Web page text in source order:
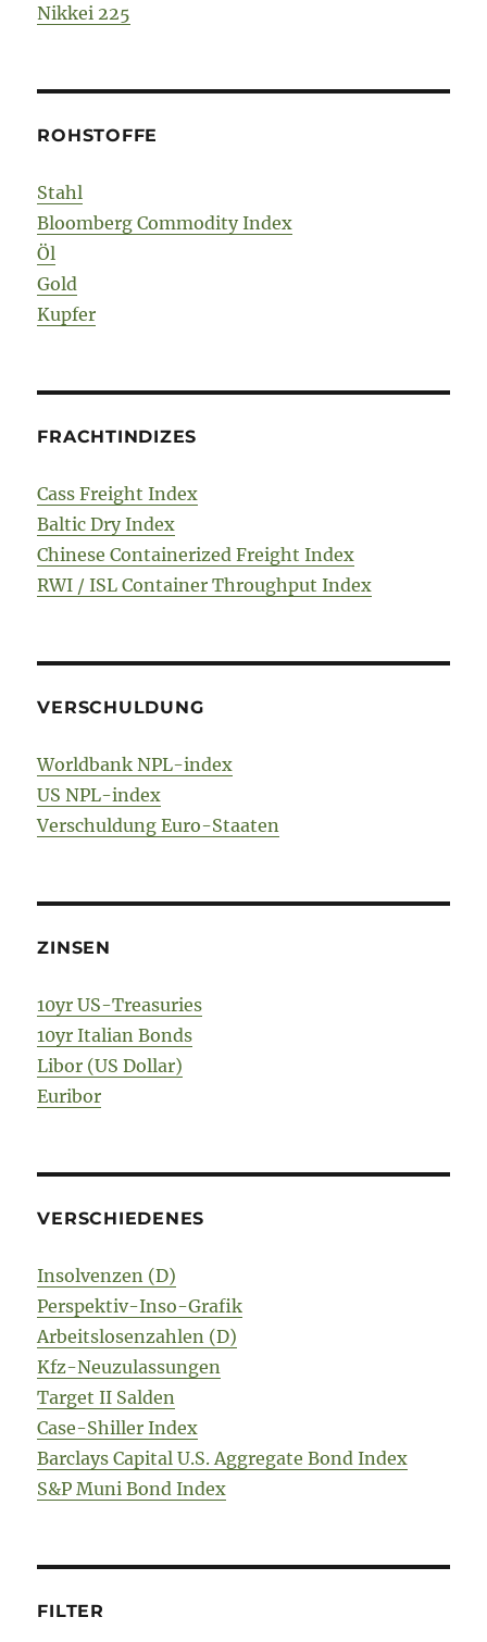
Nikkei 225
ROHSTOFFE
Stahl
Bloomberg Commodity Index
Öl
Gold
Kupfer
FRACHTINDIZES
Cass Freight Index
Baltic Dry Index
Chinese Containerized Freight Index
RWI / ISL Container Throughput Index
VERSCHULDUNG
Worldbank NPL-index
US NPL-index
Verschuldung Euro-Staaten
ZINSEN
10yr US-Treasuries
10yr Italian Bonds
Libor (US Dollar)
Euribor
VERSCHIEDENES
Insolvenzen (D)
Perspektiv-Inso-Grafik
Arbeitslosenzahlen (D)
Kfz-Neuzulassungen
Target II Salden
Case-Shiller Index
Barclays Capital U.S. Aggregate Bond Index
S&P Muni Bond Index
FILTER